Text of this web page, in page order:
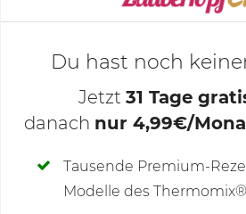
Deine Notizen
Du hast noch
Jetzt 31 Tage
danach nur 4,99€/
Tausende Premium-
Modelle des Thermomix®